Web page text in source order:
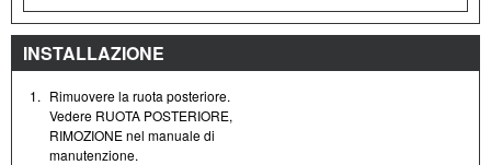
INSTALLAZIONE
1. Rimuovere la ruota posteriore.
Vedere RUOTA POSTERIORE,
RIMOZIONE nel manuale di
manutenzione.